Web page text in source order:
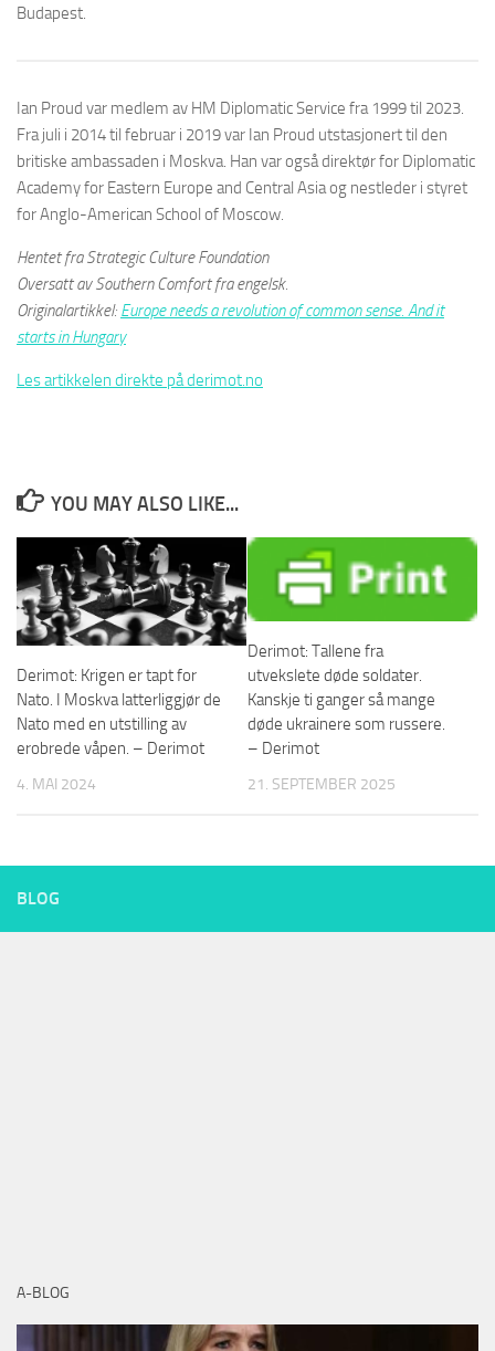
Budapest.
Ian Proud var medlem av HM Diplomatic Service fra 1999 til 2023.
Fra juli i 2014 til februar i 2019 var Ian Proud utstasjonert til den
britiske ambassaden i Moskva. Han var også direktør for Diplomatic
Academy for Eastern Europe and Central Asia og nestleder i styret
for Anglo-American School of Moscow.
Hentet fra Strategic Culture Foundation
Oversatt av Southern Comfort fra engelsk.
Originalartikkel: Europe needs a revolution of common sense. And it
starts in Hungary
Les artikkelen direkte på derimot.no
YOU MAY ALSO LIKE...
Derimot: Krigen er tapt for
Nato. I Moskva latterliggjør de
Nato med en utstilling av
erobrede våpen. – Derimot
4. MAI 2024
Derimot: Tallene fra
utvekslete døde soldater.
Kanskje ti ganger så mange
døde ukrainere som russere.
– Derimot
21. SEPTEMBER 2025
BLOG
A-BLOG